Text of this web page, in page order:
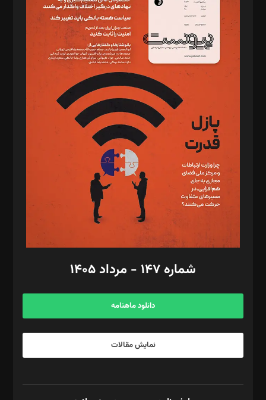
دبیر تحریریه: میثم قاسمی
د‌بیر ناداستان: سمانه سمیع
د‌بیر خدمت و تجارت: ابوالفضل رجبی
د‌بیر حقوق فناوری: حسام‌الدین ایپکچی
د‌بیر پیوست جهان: مینا پاکدل
د‌بیر تحریریه آنلاین: بابک نقاش
تحریریه‌: مجتبی محمود‌ی، آرش برهمند، یسنا امان‌پور، سروش کرمیان،
مصطفی مسجدی آرانی، ابوالفضل رجبی، زهرا فکرانه، فائزه فتحی
رستمی،مصطفی باستان
ویرایش: نگار استاد‌‌آقا
طراح یونیفرم: مجید توکلی
فیلمبرداری و عکاسی: امیر شفیعی، مانی لطفی زاده
گرافیک و صفحه‌آرایی: سید‌سبحان‌علی ثابت
مد‌یر توسعه تجاری: کامبیز برید‌
امور مالی: شاپور رهبری، محمد‌ کاظمی‌نیا
آگهی و مشترکین: ۰۹۱۹۹۹۹۰۴۵۴
شماره ۱۴۷ - مرداد ۱۴۰۵
دانلود ماهنامه
نمایش مقالات